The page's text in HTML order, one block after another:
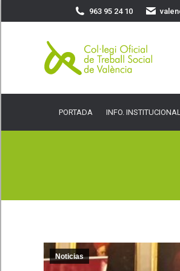
963 95 24 10
PORTADA INFO.
Noticias